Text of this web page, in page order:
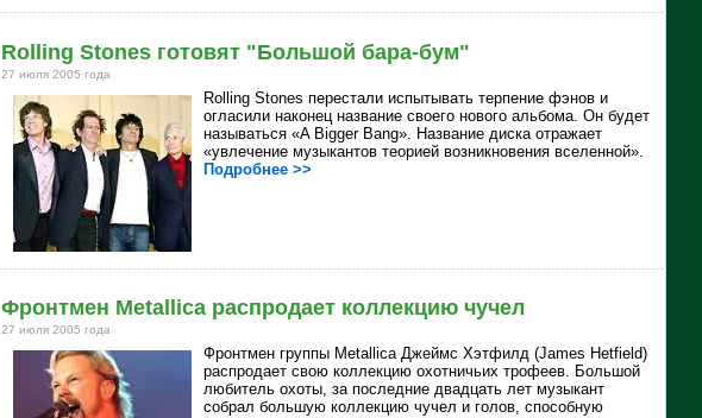
Rolling Stones готовят "Большой бара-бум"
27 июля 2005 года
Rolling Stones перестали испытывать терпение фэнов и
огласили наконец название своего нового альбома. Он будет
называться «A Bigger Bang». Название диска отражает
«увлечение музыкантов теорией возникновения вселенной».
Подробнее >>
Фронтмен Metallica распродает коллекцию чучел
27 июля 2005 года
Фронтмен группы Metallica Джеймс Хэтфилд (James Hetfield)
распродает свою коллекцию охотничьих трофеев. Большой
любитель охоты, за последние двадцать лет музыкант
собрал большую коллекцию чучел и голов, способную